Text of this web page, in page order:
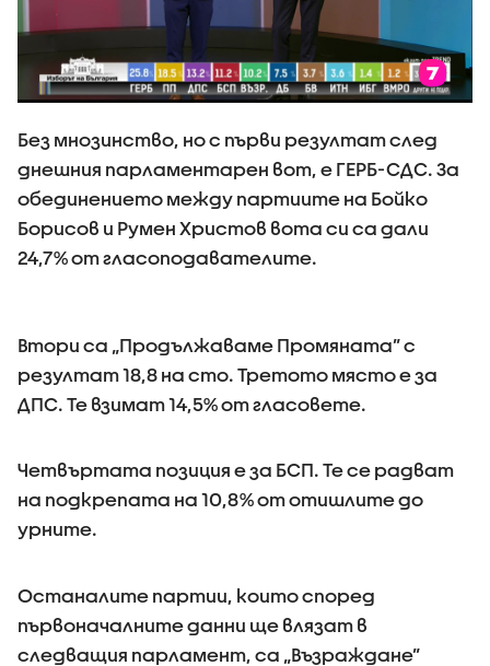
Без мнозинство, но с първи резултат след
днешния парламентарен вот, е ГЕРБ-СДС. За
обединението между партиите на Бойко
Борисов и Румен Христов вота си са дали
24,7% от гласоподавателите.
Втори са „Продължаваме Промяната” с
резултат 18,8 на сто. Третото място е за
ДПС. Те взимат 14,5% от гласовете.
Четвъртата позиция е за БСП. Те се радват
на подкрепата на 10,8% от отишлите до
урните.
Останалите партии, които според
първоначалните данни ще влязат в
следващия парламент, са „Възраждане”